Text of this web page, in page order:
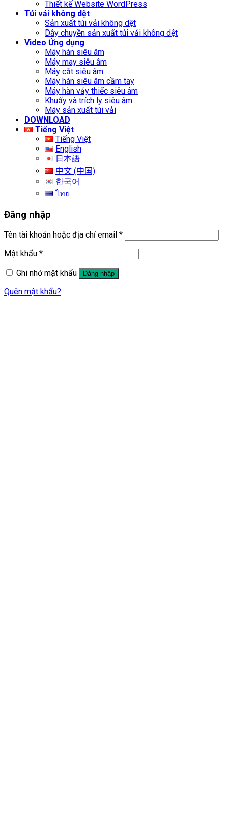
Thiết kế Website WordPress
Túi vải không dệt
Sản xuất túi vải không dệt
Dây chuyền sản xuất túi vải không dệt
Video Ứng dụng
Máy hàn siêu âm
Máy may siêu âm
Máy cắt siêu âm
Máy hàn siêu âm cầm tay
Máy hàn vảy thiếc siêu âm
Khuấy và trích ly siêu âm
Máy sản xuất túi vải
DOWNLOAD
Tiếng Việt
Tiếng Việt
English
日本語
中文 (中国)
한국어
ไทย
Đăng nhập
Tên tài khoản hoặc địa chỉ email *
Mật khẩu *
Ghi nhớ mật khẩu
Đăng nhập
Quên mật khẩu?